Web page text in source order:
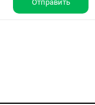
Отправить